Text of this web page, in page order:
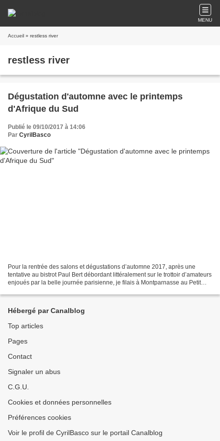
MENU
Accueil » restless river
restless river
Dégustation d'automne avec le printemps
d'Afrique du Sud
Publié le 09/10/2017 à 14:06
Par CyrilBasco
Pour la rentrée des salons et dégustations d’automne 2017, après une
tentative au bistrot Paul Bert débordant littéralement sur le trottoir d’amateurs
enjoués par la belle journée parisienne, je filais à Montparnasse au Petit
Hébergé par Canalblog
Top articles
Pages
Contact
Signaler un abus
C.G.U.
Cookies et données personnelles
Préférences cookies
Voir le profil de CyrilBasco sur le portail Canalblog